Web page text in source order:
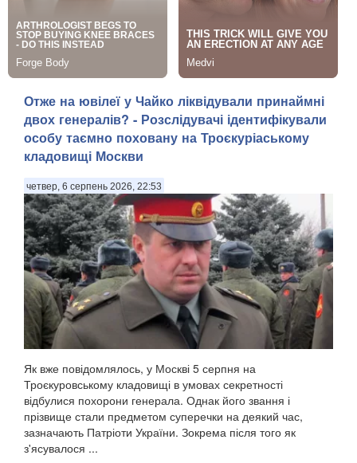
Отже на ювілеї у Чайко ліквідували принаймні
двох генералів? - Розслідувачі ідентифікували
особу таємно поховану на Троєкуріаському
кладовищі Москви
четвер, 6 серпень 2026, 22:53
Як вже повідомлялось, у Москві 5 серпня на
Троєкуровському кладовищі в умовах секретності
відбулися похорони генерала. Однак його звання і
прізвище стали предметом суперечки на деякий час,
зазначають Патріоти України. Зокрема після того як
з'ясувалося ...